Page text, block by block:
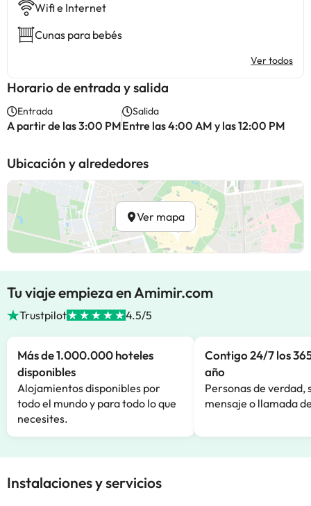
Wifi e Internet
Cunas para bebés
Ver todos
Horario de entrada y salida
Entrada
A partir de las 3:00 PM
Salida
Entre las 4:00 AM y las 12:00 PM
Ubicación y alrededores
Ver mapa
Tu viaje empieza en Amimir.com
Trustpilot 4.5/5
Más de 1.000.000 hoteles
disponibles
Alojamientos disponibles por
todo el mundo y para todo lo que
necesites.
Contigo 24/7 los
año
Personas de verdad,
mensaje o llamada
Instalaciones y servicios